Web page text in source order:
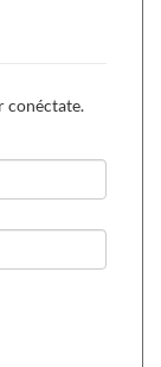
elcatarro
el sistema
conéctate.